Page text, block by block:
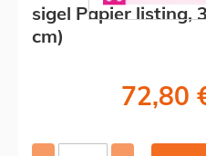
sigel Papier listing,
cm)
72,80